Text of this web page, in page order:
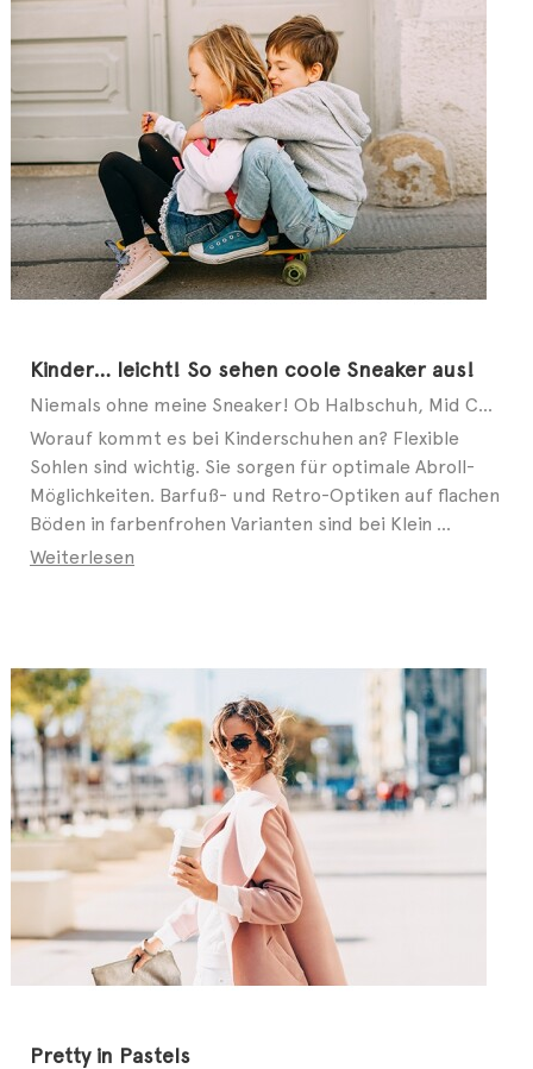
Kinder… leicht! So sehen coole Sneaker aus!
Niemals ohne meine Sneaker! Ob Halbschuh, Mid Cut oder Slip-on – auch bei modebewussten Kids geht ...
Worauf kommt es bei Kinderschuhen an? Flexible
Sohlen sind wichtig. Sie sorgen für optimale Abroll-
Möglichkeiten. Barfuß- und Retro-Optiken auf flachen
Böden in farbenfrohen Varianten sind bei Klein ...
Weiterlesen
Pretty in Pastels